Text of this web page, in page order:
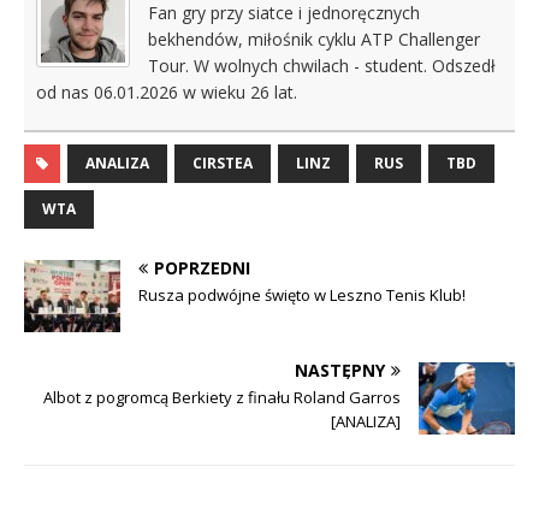
Fan gry przy siatce i jednoręcznych
bekhendów, miłośnik cyklu ATP Challenger
Tour. W wolnych chwilach - student. Odszedł
od nas 06.01.2026 w wieku 26 lat.
ANALIZA CIRSTEA LINZ RUS TBD
WTA
POPRZEDNI
Rusza podwójne święto w Leszno Tenis Klub!
NASTĘPNY
Albot z pogromcą Berkiety z finału Roland Garros
[ANALIZA]